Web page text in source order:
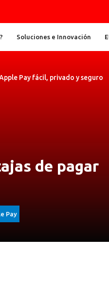
Soluciones e Innovación
Pay fácil, privado y seguro
de pagar
Pay